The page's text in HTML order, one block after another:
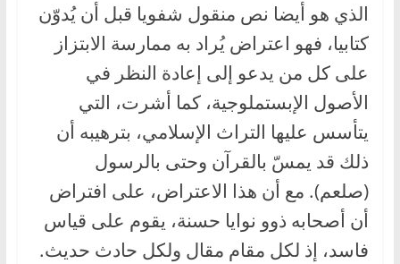
الذي هو أيضا نص منقول شفويا قبل أن يُدوّن
كتابيا، فهو اعتراض يُراد به ممارسة الابتزاز
على كل من يدعو إلى إعادة النظر في
الأصول الإبستملوجية، كما أشرت، التي
يتأسس عليها التراث الإسلامي، بترهيبه أن
ذلك قد يمسّ بالقرآن وحتى بالرسول
(صلعم). مع أن هذا الاعتراض، على افتراض
أن أصحابه ذوو نوايا حسنة، يقوم على قياس
فاسد، إذ لكل مقام مقال ولكل حادث حديث.